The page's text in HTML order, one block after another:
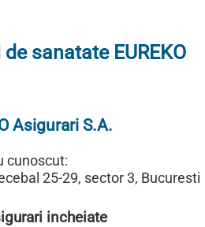
sanatate EUREKO
Asigurari S.A.
cunoscut:
25-29, sector 3, Bucuresti
incheiate